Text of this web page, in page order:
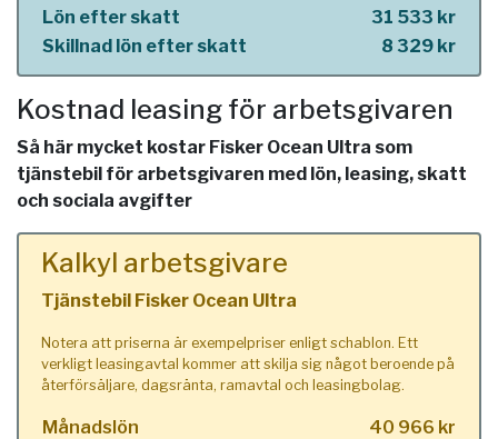
Lön efter skatt
31 533 kr
Skillnad lön efter skatt
8 329 kr
Kostnad leasing för arbetsgivaren
Så här mycket kostar Fisker Ocean Ultra som
tjänstebil för arbetsgivaren med lön, leasing, skatt
och sociala avgifter
Kalkyl arbetsgivare
Tjänstebil Fisker Ocean Ultra
Notera att priserna är exempelpriser enligt schablon. Ett
verkligt leasingavtal kommer att skilja sig något beroende på
återförsäljare, dagsränta, ramavtal och leasingbolag.
Månadslön
40 966 kr